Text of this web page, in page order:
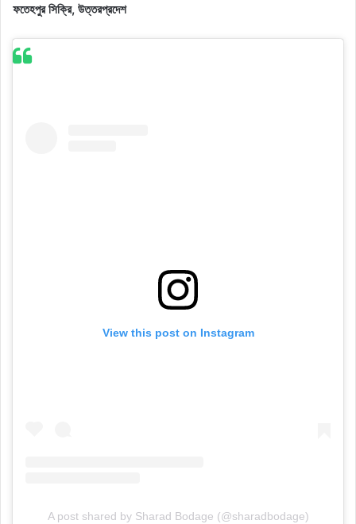
ফতেহপুর সিক্রি, উত্তরপ্রদেশ
View this post on Instagram
A post shared by Sharad Bodage (@sharadbodage)